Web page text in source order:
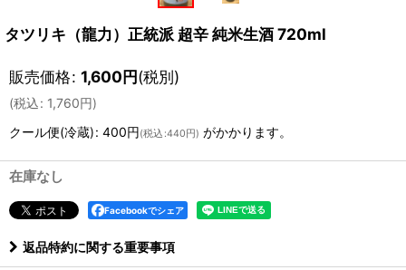
タツリキ（龍力）正統派 超辛 純米生酒 720ml
販売価格: 1,600円(税別)
(税込: 1,760円)
クール便(冷蔵): 400円(税込 :440円) がかかります。
在庫なし
Facebookでシェア
返品特約に関する重要事項